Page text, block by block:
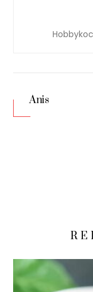
Anis